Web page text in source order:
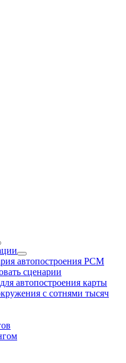
автопостроения РСМ
сценарии
автопостроения карты
с сотнями тысяч